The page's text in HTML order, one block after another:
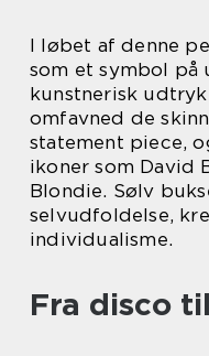
I løbet af denne
som et symbol på
kunstnerisk
omfavned de
statement piece,
ikoner som David
Blondie. Sølv
selvudfoldelse,
individualisme.
Fra disco